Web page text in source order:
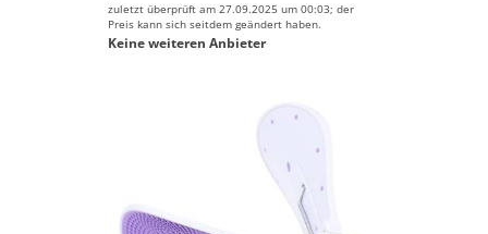
zuletzt überprüft am 27.09.2025 um 00:03; der
Preis kann sich seitdem geändert haben.
Keine weiteren Anbieter